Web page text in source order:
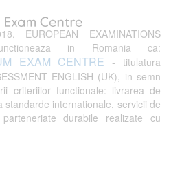
EUROPEAN EXAMINATIONS
in Romania ca:
EXAM CENTRE - titulatura
ENGLISH (UK), in semn
criteriilor functionale: livrarea de
internationale, servicii de
durabile realizate cu